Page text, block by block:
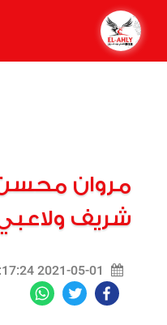
مروان
شريف
2021-05-01 08:17:24
Facebook
Twitter